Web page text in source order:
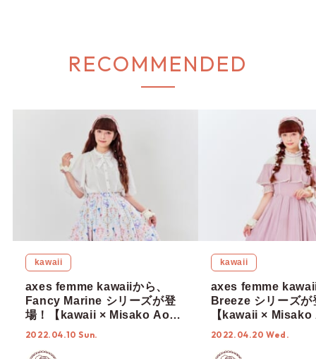
RECOMMENDED
kawaii
axes femme kawaiiから、
Fancy Marine シリーズが登
場！【kawaii × Misako Aoki
& RinRin Doll 】
2022.04.10 Sun.
kawaii
axes femme
Breeze シリーズが
【kawaii ×
RinRin Doll 】
2022.04.20 Wed.